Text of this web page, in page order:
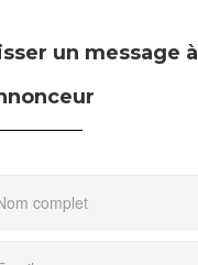
un message à